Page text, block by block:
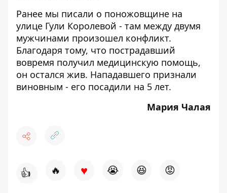
Ранее мы писали о поножовщине на
улице Гули Королевой - там между двумя
мужчинами произошел конфликт.
Благодаря тому, что пострадавший
вовремя получил медицинскую помощь,
он остался жив. Нападавшего признали
виновным - его посадили на 5 лет.
Мария Чалая
👍 🔥 ♥ 😭 😆 😡